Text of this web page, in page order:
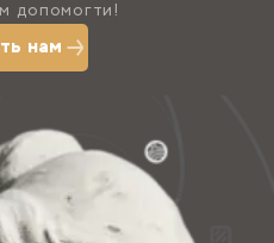
допомогти!
нам